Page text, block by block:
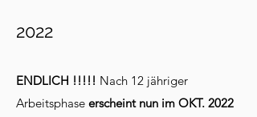
2022
ENDLICH !!!!! Nach 12 jähriger
Arbeitsphase erscheint nun im OKT. 2022